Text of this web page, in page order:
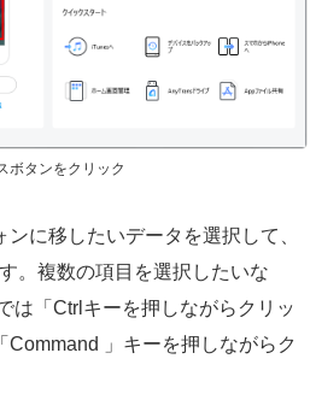
ボタンをクリック
に移したいデータを選択して、
。複数の項目を選択したいな
は「Ctrlキーを押しながらクリッ
Command 」キーを押しながらク